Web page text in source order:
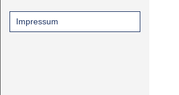
Impressum